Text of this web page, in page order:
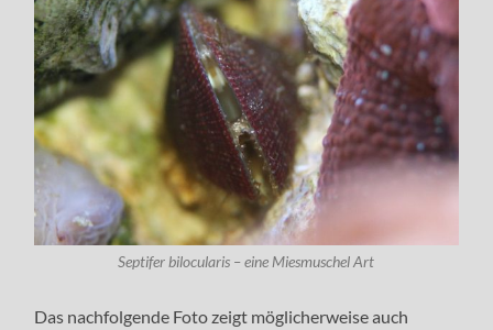
Septifer bilocularis – eine Miesmuschel Art
Das nachfolgende Foto zeigt möglicherweise auch